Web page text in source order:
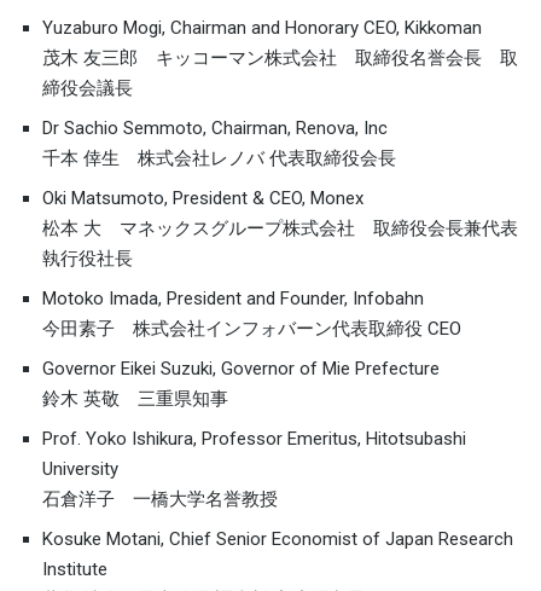
Yuzaburo Mogi, Chairman and Honorary CEO, Kikkoman
茂木 友三郎 キッコーマン株式会社 取締役名誉会長 取
締役会議長
Dr Sachio Semmoto, Chairman, Renova, Inc
千本 倖生 株式会社レノバ 代表取締役会長
Oki Matsumoto, President & CEO, Monex
松本 大 マネックスグループ株式会社 取締役会長兼代表
執行役社長
Motoko Imada, President and Founder, Infobahn
今田素子 株式会社インフォバーン代表取締役 CEO
Governor Eikei Suzuki, Governor of Mie Prefecture
鈴木 英敬 三重県知事
Prof. Yoko Ishikura, Professor Emeritus, Hitotsubashi
University
石倉洋子 一橋大学名誉教授
Kosuke Motani, Chief Senior Economist of Japan Research
Institute